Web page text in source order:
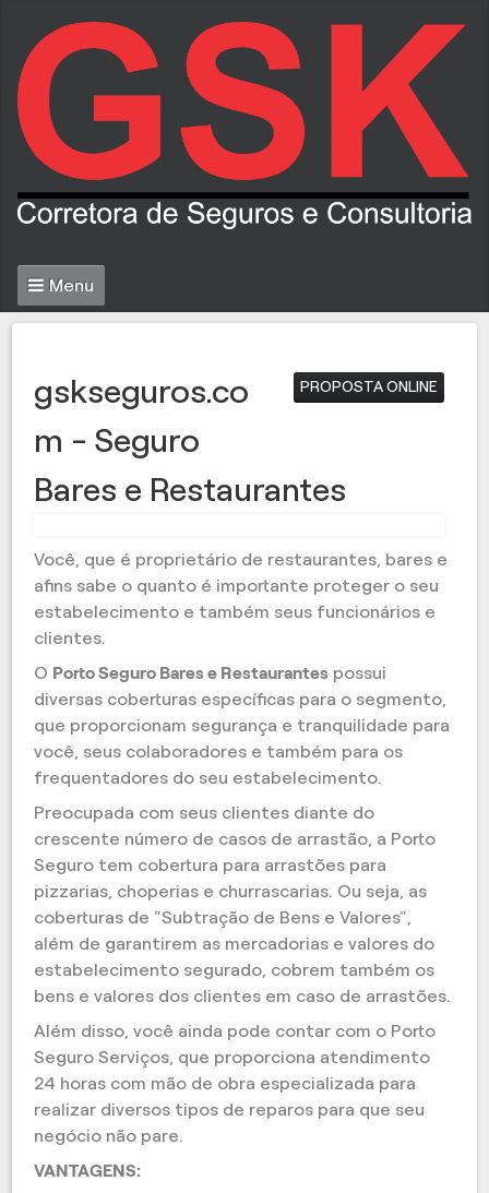
Menu
PROPOSTA ONLINE
gskseguros.co
m - Seguro
Bares e Restaurantes
Você, que é proprietário de restaurantes, bares e
afins sabe o quanto é importante proteger o seu
estabelecimento e também seus funcionários e
clientes.
O Porto Seguro Bares e Restaurantes possui
diversas coberturas específicas para o segmento,
que proporcionam segurança e tranquilidade para
você, seus colaboradores e também para os
frequentadores do seu estabelecimento.
Preocupada com seus clientes diante do
crescente número de casos de arrastão, a Porto
Seguro tem cobertura para arrastões para
pizzarias, choperias e churrascarias. Ou seja, as
coberturas de "Subtração de Bens e Valores",
além de garantirem as mercadorias e valores do
estabelecimento segurado, cobrem também os
bens e valores dos clientes em caso de arrastões.
Além disso, você ainda pode contar com o Porto
Seguro Serviços, que proporciona atendimento
24 horas com mão de obra especializada para
realizar diversos tipos de reparos para que seu
negócio não pare.
VANTAGENS: